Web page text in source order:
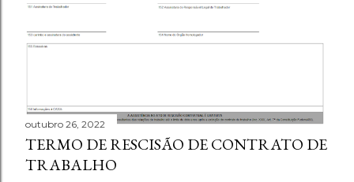
outubro 26, 2022
TERMO DE RESCISÃO DE CONTRATO DE
TRABALHO